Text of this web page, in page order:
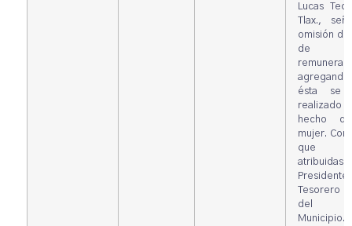
Lucas
Tlax.,
omisión
de
ésta se
realizado
hecho
mujer.
que
Tesorero
del